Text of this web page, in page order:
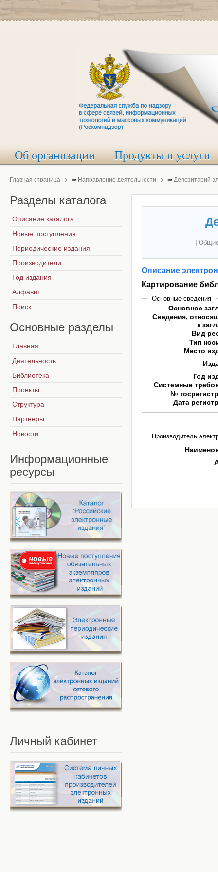
Об организации Продукты и услуги
Главная страница ⇒ Направление деятельности ⇒ Депозитарий
Описание
Картирование
Основные сведения
Основное
Сведения,
к
Вид
Тип
Место
Год
Системные
№
Дата
Производитель
Разделы каталога
Описание каталога
Новые поступления
Периодические издания
Производители
Год издания
Алфавит
Поиск
Основные разделы
Главная
Деятельность
Библиотека
Проекты
Структура
Партнеры
Новости
Информационные
ресурсы
Личный кабинет